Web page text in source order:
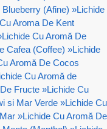
(Afine) »Lichide
Aroma De Kent
Lichide Cu Aromă De
Cafea (Coffee) »Lichide
Aromă De Cocos
Cu Aromă de
Fructe »Lichide Cu
si Mar Verde »Lichide Cu
»Lichide Cu Aromă De